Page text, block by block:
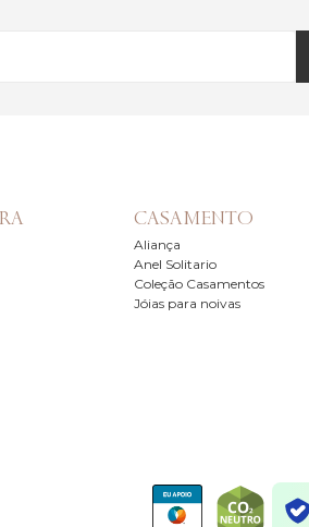
CASAMENTO
Aliança
Anel Solitario
Coleção Casamentos
Jóias para noivas